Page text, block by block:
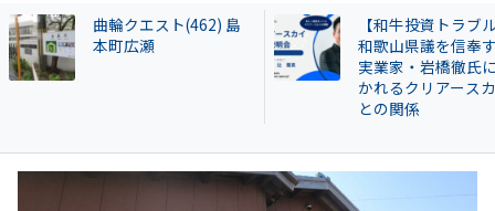
【和牛投資トラブル】
和歌山県議を信奉する
曲輪クエスト(461)
槻市春日町